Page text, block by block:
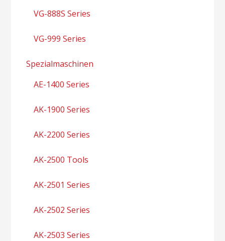
VG-888S Series
VG-999 Series
Spezialmaschinen
AE-1400 Series
AK-1900 Series
AK-2200 Series
AK-2500 Tools
AK-2501 Series
AK-2502 Series
AK-2503 Series